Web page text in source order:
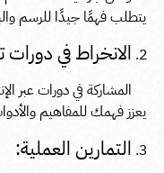
يتطلب فهمًا جيدًا للرسم
الانخراط في دورات
المشاركة في دورات عبر
يعزز فهمك للمفاهيم
التمارين العملية: